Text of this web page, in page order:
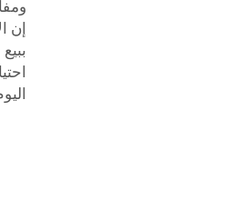
ومفاهيم
إن الأمر
ببيع
اليوم